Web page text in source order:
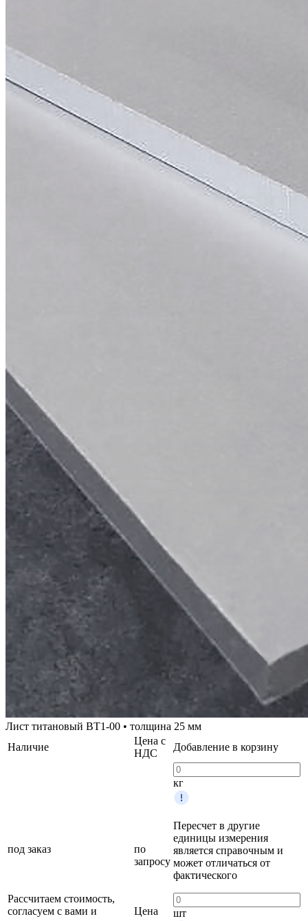
Лист титановый ВТ1-00 • толщина 25 мм
Наличие
Цена с
НДС
Добавление в корзину
под заказ
Рассчитаем стоимость,
согласуем с вами и
по
запросу
Цена
кг
Пересчет в другие
единицы измерения
является справочным и
может отличаться от
фактического
шт